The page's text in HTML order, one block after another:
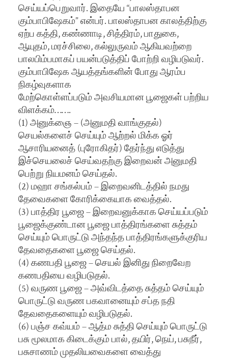
செய்யப்பெறுவார். இதையே “பாலஸ்தாபன
கும்பாபிஷேகம்” என்பர். பாலஸ்தாபன காலத்திற்கு
ஏற்ப கத்தி, கண்ணாடி, சித்திரம், பாதுகை,
ஆயுதம், மரச்சிலை, கல்லுருவம் ஆகியவற்றை
பாலபிம்பமாகப் பயன்படுத்திப் போற்றி வழிபடுவர்.
கும்பாபிஷேக ஆயத்தங்களின் போது ஆரம்ப
நிகழ்வுகளாக
மேற்கொள்ளப்படும் அவசியமான பூஜைகள் பற்றிய
விளக்கம்…….
(1) அனுக்ஞை – (அனுமதி வாங்குதல்)
செயல்களைச் செய்யும் ஆற்றல் மிக்க ஓர்
ஆசாரியனைத் (புரோகிதர்) தேர்ந்து எடுத்து
இச்செயலைச் செய்வதற்கு இறைவன் அனுமதி
பெற்று நியமனம் செய்தல்.
(2) மஹா சங்கல்பம் – இறைவனிடத்தில் நமது
தேவைகளை கோரிக்கையாக வைத்தல்.
(3) பாத்திர பூஜை – இறைவனுக்காக செய்யப்படும்
பூஜைக்குண்டான பூஜை பாத்திரங்களை சுத்தம்
செய்யும் பொருட்டு அந்தந்த பாத்திரங்களுக்குரிய
தேவதைகளை பூஜை செய்தல்.
(4) கணபதி பூஜை – செயல் இனிது நிறைவேற
கணபதியை வழிபடுதல்.
(5) வருண பூஜை – அவ்விடத்தை சுத்தம் செய்யும்
பொருட்டு வருண பகவானையும் சப்த நதி
தேவதைகளையும் வழிபடுதல்.
(6) பஞ்ச கவ்யம் – ஆத்ம சுத்தி செய்யும் பொருட்டு
பசு மூலமாக கிடைக்கும் பால், தயிர், நெய், பசுநீர்,
பசுசாணம் முதலியவைகளை வைத்து